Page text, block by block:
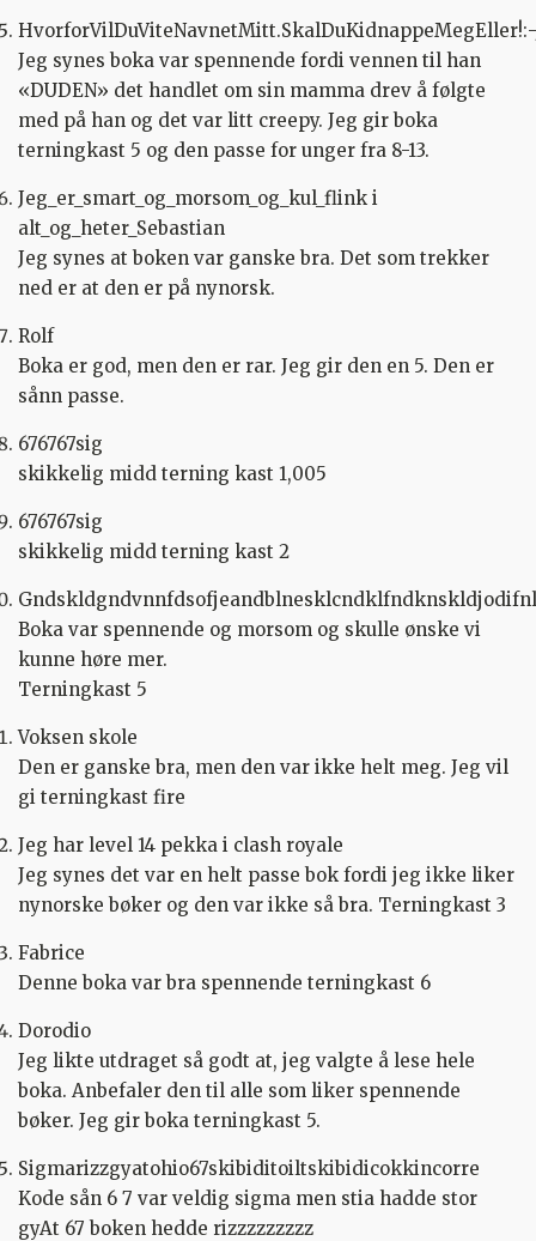
Jeg synes boka var spennende fordi vennen til han
«DUDEN» det handlet om sin mamma drev å følgte
med på han og det var litt creepy. Jeg gir boka
terningkast 5 og den passe for unger fra 8-13.
Jeg_er_smart_og_morsom_og_kul_flink i
alt_og_heter_Sebastian
Jeg synes at boken var ganske bra. Det som trekker
ned er at den er på nynorsk.
Rolf
Boka er god, men den er rar. Jeg gir den en 5. Den er
sånn passe.
676767sig
skikkelig midd terning kast 1,005
676767sig
skikkelig midd terning kast 2
Boka var spennende og morsom og skulle ønske vi
kunne høre mer.
Terningkast 5
Voksen skole
Den er ganske bra, men den var ikke helt meg. Jeg vil
gi terningkast fire
Jeg har level 14 pekka i clash royale
Jeg synes det var en helt passe bok fordi jeg ikke liker
nynorske bøker og den var ikke så bra. Terningkast 3
Fabrice
Denne boka var bra spennende terningkast 6
Dorodio
Jeg likte utdraget så godt at, jeg valgte å lese hele
boka. Anbefaler den til alle som liker spennende
bøker. Jeg gir boka terningkast 5.
Sigmarizzgyatohio67skibiditoiltskibidicokkincorre
Kode sån 6 7 var veldig sigma men stia hadde stor
gyAt 67 boken hedde rizzzzzzzzz